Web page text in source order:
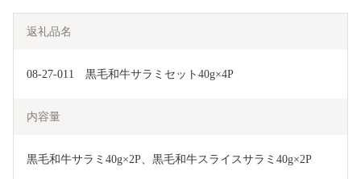
返礼品名
08-27-011　黒毛和牛サラミセット40g×4P
内容量
黒毛和牛サラミ40g×2P、黒毛和牛スライスサラミ40g×2P